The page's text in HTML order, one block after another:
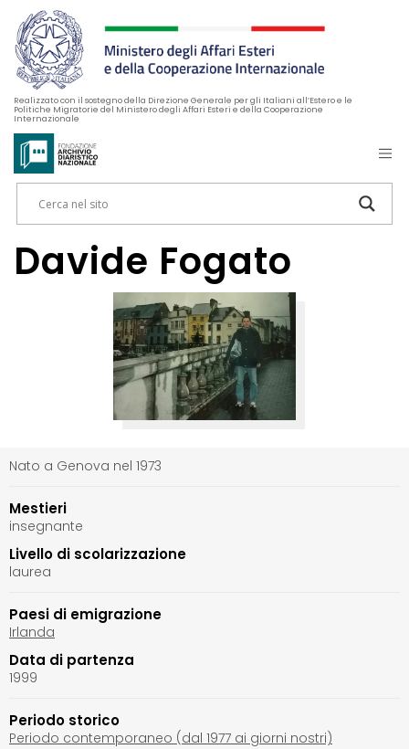
Realizzato con il sostegno della Direzione Generale per gli Italiani all’Estero e le
Politiche Migratorie del Ministero degli Affari Esteri e della Cooperazione
Internazionale
Davide Fogato
Nato a Genova nel 1973
Mestieri
insegnante
Livello di scolarizzazione
laurea
Paesi di emigrazione
Irlanda
Data di partenza
1999
Periodo storico
Periodo contemporaneo (dal 1977 ai giorni nostri)